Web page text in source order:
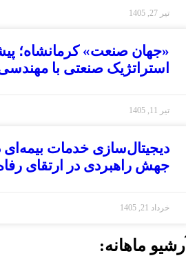
تیر 27, 1405
«جهان صنعت» کرمانشاه؛
استراتژیک صنعتی با
تیر 11, 1405
دیجیتال‌سازی خدمات
جهش راهبردی در ارتقای
خرداد 21, 1405
آرشیو ماهانه: